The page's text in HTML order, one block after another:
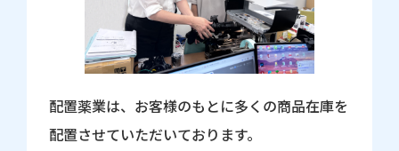
配置薬業は、お客様のもとに多くの商品在庫を
配置させていただいております。